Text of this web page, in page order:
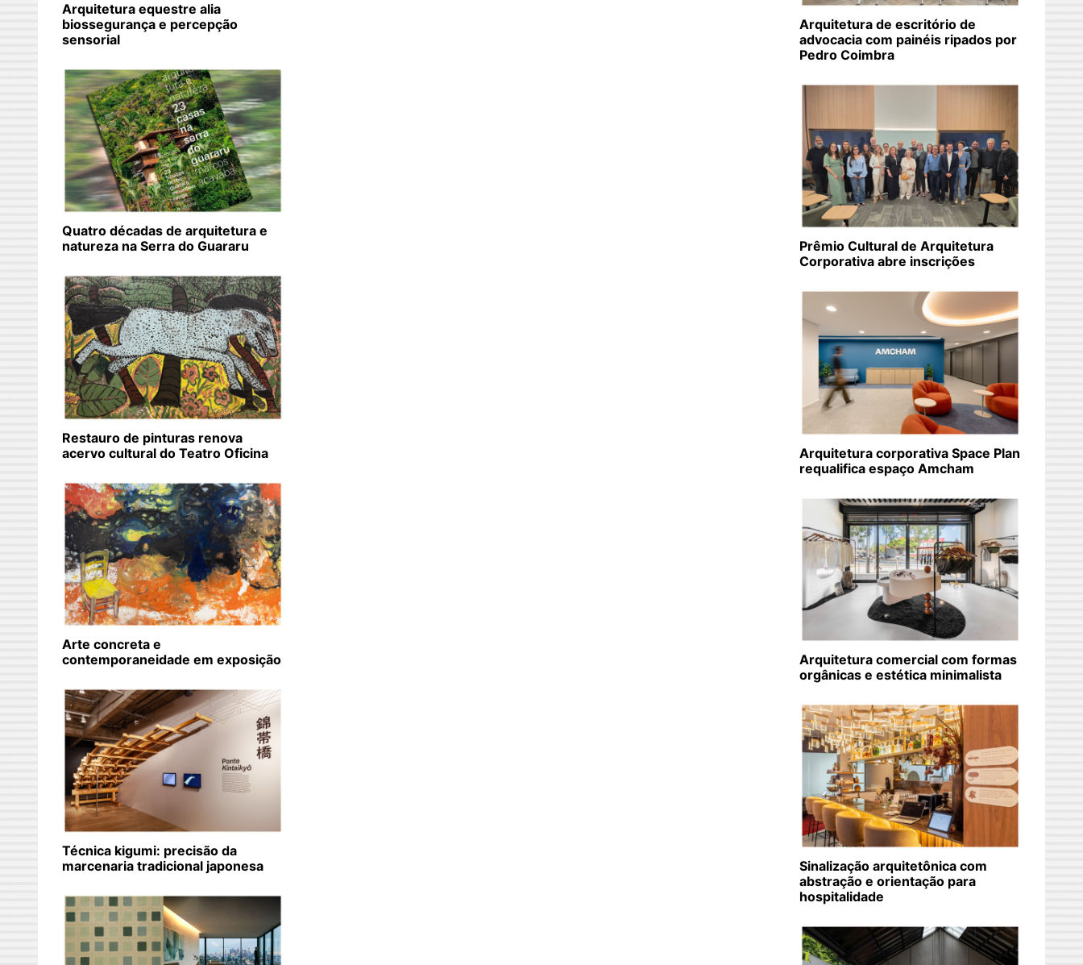
Arquitetura equestre alia
biossegurança e percepção
sensorial
Quatro décadas de arquitetura e
natureza na Serra do Guararu
Restauro de pinturas renova
acervo cultural do Teatro Oficina
Arte concreta e
contemporaneidade em exposição
Técnica kigumi: precisão da
marcenaria tradicional japonesa
Arquitetura de escritório de
advocacia com painéis ripados por
Pedro Coimbra
Prêmio Cultural de Arquitetura
Corporativa abre inscrições
Arquitetura corporativa Space Plan
requalifica espaço Amcham
Arquitetura comercial com formas
orgânicas e estética minimalista
Sinalização arquitetônica com
abstração e orientação para
hospitalidade